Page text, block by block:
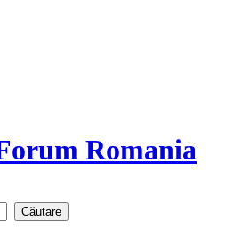
Romania